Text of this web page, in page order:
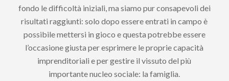
fondo le difficoltà iniziali, ma siamo pur consapevoli dei
risultati raggiunti: solo dopo essere entrati in campo è
possibile mettersi in gioco e questa potrebbe essere
l’occasione giusta per esprimere le proprie capacità
imprenditoriali e per gestire il vissuto del più
importante nucleo sociale: la famiglia.